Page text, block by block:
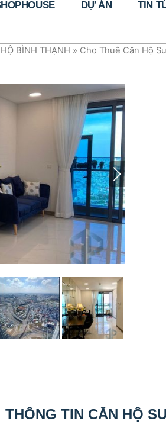
DỰ ÁN TIN
BÌNH THẠNH » Cho Thuê Căn Hộ
THÔNG TIN CĂN HỘ